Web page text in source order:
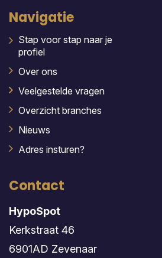
Navigatie
Stap voor stap naar je
profiel
Over ons
Veelgestelde vragen
Overzicht branches
Nieuws
Adres insturen?
Contact
HypoSpot
Kerkstraat 46
6901AD Zevenaar